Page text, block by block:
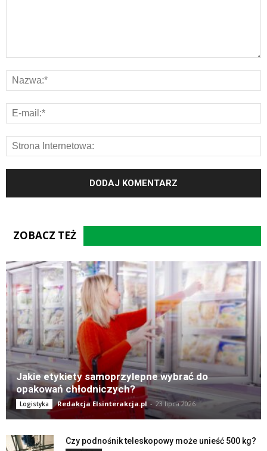
ZOBACZ TEŻ
Jakie etykiety samoprzylepne wybrać do
opakowań chłodniczych?
Logistyka Redakcja Elsinterakcja.pl - 23 lipca 2026
Czy podnośnik teleskopowy może unieść 500 kg?